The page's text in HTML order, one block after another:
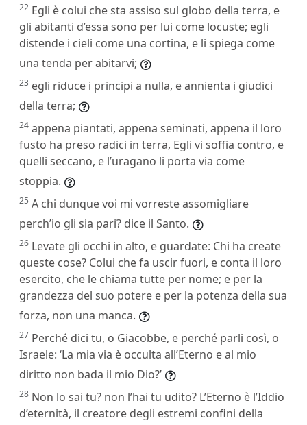
22 Egli è colui che sta assiso sul globo della terra, e
gli abitanti d’essa sono per lui come locuste; egli
distende i cieli come una cortina, e li spiega come
una tenda per abitarvi;
23 egli riduce i principi a nulla, e annienta i giudici
della terra;
24 appena piantati, appena seminati, appena il loro
fusto ha preso radici in terra, Egli vi soffia contro, e
quelli seccano, e l’uragano li porta via come
stoppia.
25 A chi dunque voi mi vorreste assomigliare
perch’io gli sia pari? dice il Santo.
26 Levate gli occhi in alto, e guardate: Chi ha create
queste cose? Colui che fa uscir fuori, e conta il loro
esercito, che le chiama tutte per nome; e per la
grandezza del suo potere e per la potenza della sua
forza, non una manca.
27 Perché dici tu, o Giacobbe, e perché parli così, o
Israele: ‘La mia via è occulta all’Eterno e al mio
diritto non bada il mio Dio?’
28 Non lo sai tu? non l’hai tu udito? L’Eterno è l’Iddio
d’eternità, il creatore degli estremi confini della